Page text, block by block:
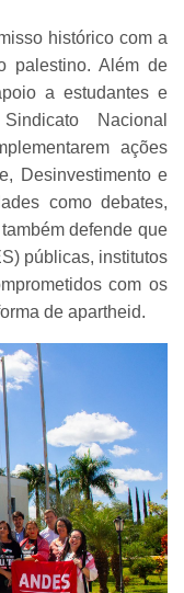
histórico com a
palestino. Além de
a estudantes e
Nacional
ações
Desinvestimento e
como debates,
defende que
públicas, institutos
com os
de apartheid.